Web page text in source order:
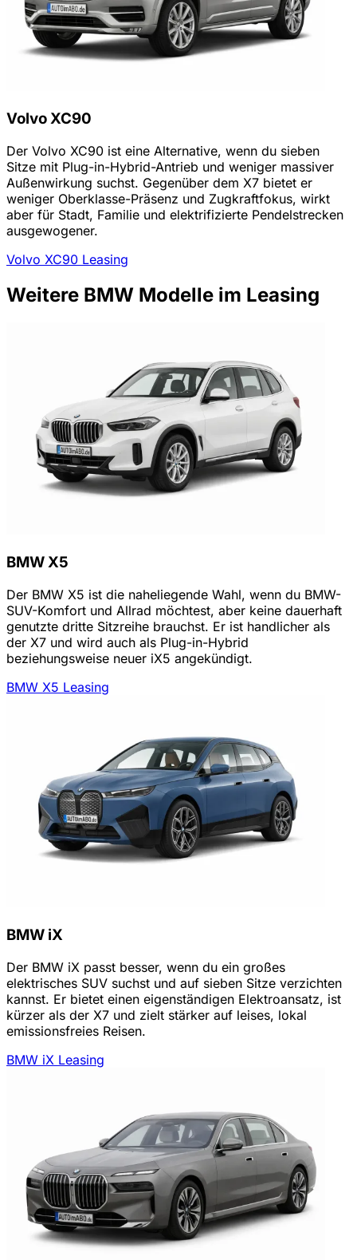
Volvo XC90
Der Volvo XC90 ist eine Alternative, wenn du sieben
Sitze mit Plug-in-Hybrid-Antrieb und weniger massiver
Außenwirkung suchst. Gegenüber dem X7 bietet er
weniger Oberklasse-Präsenz und Zugkraftfokus, wirkt
aber für Stadt, Familie und elektrifizierte Pendelstrecken
ausgewogener.
Volvo XC90 Leasing
Weitere BMW Modelle im Leasing
BMW X5
Der BMW X5 ist die naheliegende Wahl, wenn du BMW-
SUV-Komfort und Allrad möchtest, aber keine dauerhaft
genutzte dritte Sitzreihe brauchst. Er ist handlicher als
der X7 und wird auch als Plug-in-Hybrid
beziehungsweise neuer iX5 angekündigt.
BMW X5 Leasing
BMW iX
Der BMW iX passt besser, wenn du ein großes
elektrisches SUV suchst und auf sieben Sitze verzichten
kannst. Er bietet einen eigenständigen Elektroansatz, ist
kürzer als der X7 und zielt stärker auf leises, lokal
emissionsfreies Reisen.
BMW iX Leasing